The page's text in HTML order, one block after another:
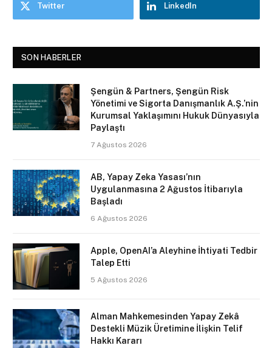
Twitter LinkedIn
SON HABERLER
Şengün & Partners, Şengün Risk
Yönetimi ve Sigorta Danışmanlık A.Ş.’nin
Kurumsal Yaklaşımını Hukuk Dünyasıyla
Paylaştı
7 Ağustos 2026
AB, Yapay Zeka Yasası’nın
Uygulanmasına 2 Ağustos İtibarıyla
Başladı
6 Ağustos 2026
Apple, OpenAI’a Aleyhine İhtiyati Tedbir
Talep Etti
5 Ağustos 2026
Alman Mahkemesinden Yapay Zekâ
Destekli Müzik Üretimine İlişkin Telif
Hakkı Kararı